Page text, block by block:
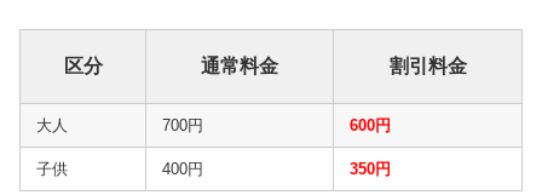
区分 通常料金 割引料金
大人 700円 600円
子供 400円 350円